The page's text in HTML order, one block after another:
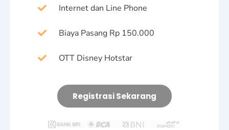
Internet dan Line Phone
Biaya Pasang Rp 150.000
OTT Disney Hotstar
Registrasi Sekarang